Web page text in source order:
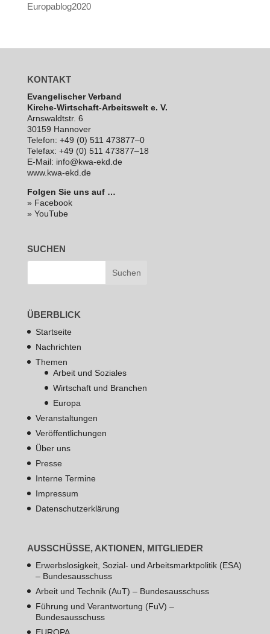
Europablog2020
KONTAKT
Evan­ge­li­scher Verband
Kirche-Wirt­schaft-Arbeits­welt e. V.
Arns­waldt­str. 6
30159 Hannover
Telefon: +49 (0) 511 473877–0
Telefax: +49 (0) 511 473877–18
E‑Mail: info@kwa-ekd.de
www.kwa-ekd.de
Folgen Sie uns auf …
» Facebook
» YouTube
SUCHEN
ÜBERBLICK
Startseite
Nachrichten
Themen
Arbeit und Soziales
Wirtschaft und Branchen
Europa
Veranstaltungen
Veröffentlichungen
Über uns
Presse
Interne Termine
Impressum
Datenschutzerklärung
AUSSCHÜSSE, AKTIONEN, MITGLIEDER
Erwerbslosigkeit, Sozial- und Arbeitsmarktpolitik (ESA)
– Bundesausschuss
Arbeit und Technik (AuT) – Bundesausschuss
Führung und Verantwortung (FuV) –
Bundesausschuss